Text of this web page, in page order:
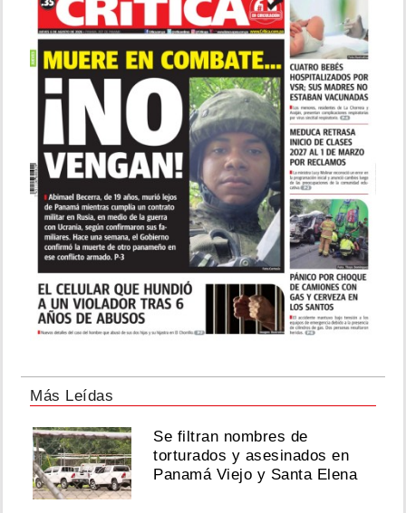
Más Leídas
Se filtran nombres de
torturados y asesinados en
Panamá Viejo y Santa Elena